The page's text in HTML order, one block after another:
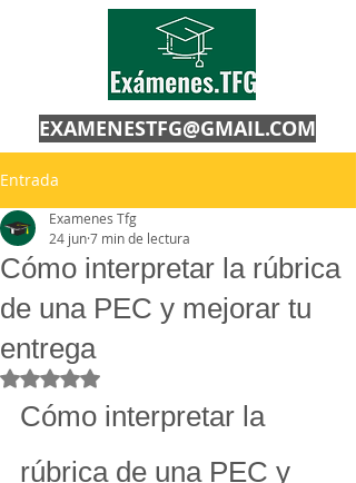
EXAMENESTFG@GMAIL.COM
Entrada
Cómo interpretar la rúbrica
de una PEC y mejorar tu
entrega
Examenes Tfg
24 jun7 min de lectura
Obtuvo NaN de 5 estrellas.
Cómo interpretar la
rúbrica de una PEC y